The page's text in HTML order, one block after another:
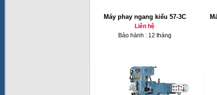
Máy phay ngang kiểu 57-3C
Liên hệ
Bảo hành : 12 tháng